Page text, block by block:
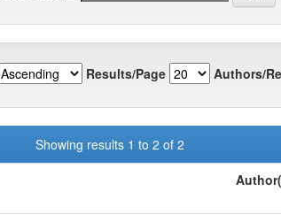
Results/Page Authors/
Showing results 1 to 2 of 2